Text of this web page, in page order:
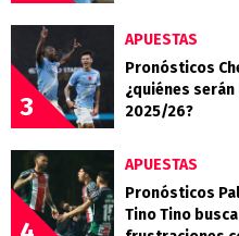
3
APUESTAS
Pronósticos
¿quiénes serán
2025/26?
APUESTAS
Pronósticos
Tino Tino